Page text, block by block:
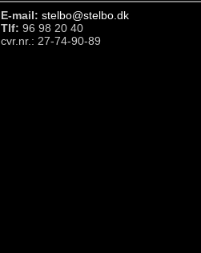
E-mail: stelbo@stelbo.dk
Tlf: 96 98 20 40
cvr.nr.: 27-74-90-89